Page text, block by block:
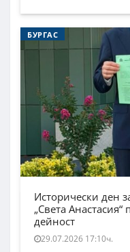
БУРГАС
Исторически ден
„Света
дейност
29.07.2026 17:10ч.